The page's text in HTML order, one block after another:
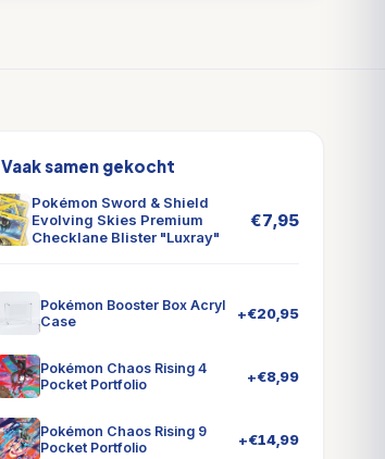
Vaak samen gekocht
Pokémon Sword & Shield
Evolving Skies Premium
Checklane Blister "Luxray"
€7,95
Pokémon Booster Box Acryl
Case
+€20,95
Pokémon Chaos Rising 4
Pocket Portfolio
+€8,99
Pokémon Chaos Rising 9
Pocket Portfolio
+€14,99